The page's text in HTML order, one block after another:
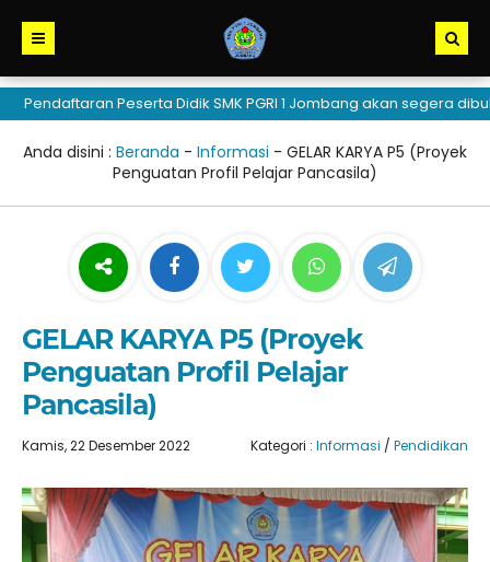
Peserta Didik SMK PGRI 1 Jombang akan segera dibuka
Anda disini : Beranda - Informasi - GELAR KARYA P5 (Proyek
Penguatan Profil Pelajar Pancasila)
GELAR KARYA P5 (Proyek
Penguatan Profil Pelajar
Pancasila)
Kamis, 22 Desember 2022 Kategori : Informasi / Pendidikan